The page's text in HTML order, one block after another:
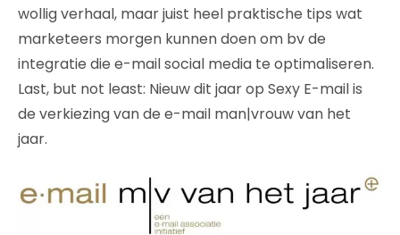
wollig verhaal, maar juist heel praktische tips wat
marketeers morgen kunnen doen om bv de
integratie die e-mail social media te optimaliseren.
Last, but not least: Nieuw dit jaar op Sexy E-mail is
de verkiezing van de e-mail man|vrouw van het
jaar.